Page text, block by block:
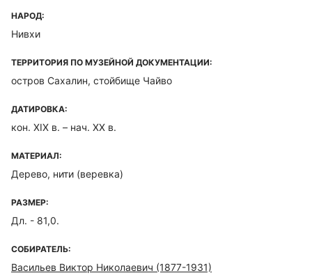
НАРОД:
Нивхи
ТЕРРИТОРИЯ ПО МУЗЕЙНОЙ ДОКУМЕНТАЦИИ:
остров Сахалин, стойбище Чайво
ДАТИРОВКА:
кон. XIX в. – нач. XX в.
МАТЕРИАЛ:
Дерево, нити (веревка)
РАЗМЕР:
Дл. - 81,0.
СОБИРАТЕЛЬ:
Васильев Виктор Николаевич (1877-1931)